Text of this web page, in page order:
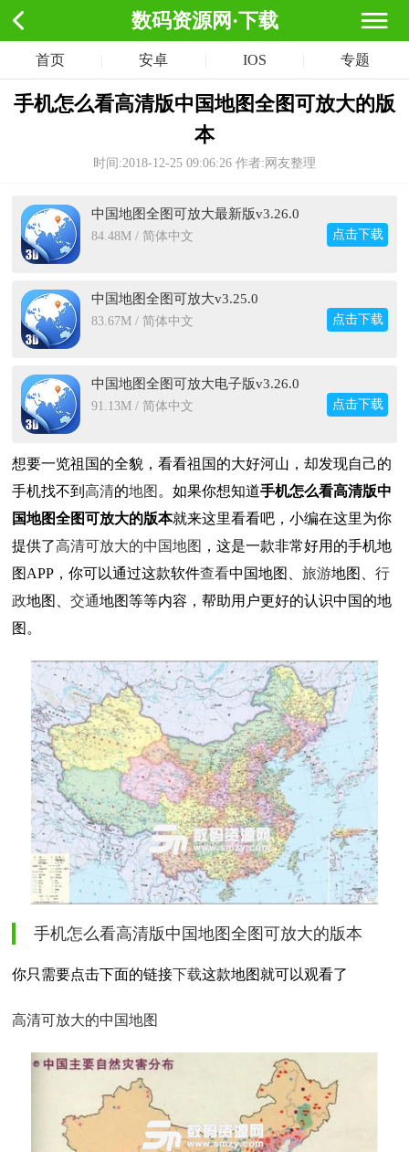
数码资源网·下载
首页 安卓 IOS 专题
手机怎么看高清版中国地图全图可放大的版
本
时间:2018-12-25 09:06:26 作者:网友整理
中国地图全图可放大最新版v3.26.0
84.48M / 简体中文 点击下载
中国地图全图可放大v3.25.0
83.67M / 简体中文 点击下载
中国地图全图可放大电子版v3.26.0
91.13M / 简体中文 点击下载
想要一览祖国的全貌，看看祖国的大好河山，却发现自己的
手机找不到 高清的地图 。如果你想知道手机怎么看高清版中
国地图全图可放大的版本就来这里看看吧，小编在这里为你
提供了高清可放大的中国地图 ，这是一款非常好用的手机地
图APP，你可以通过这款软件查看中国地图、 旅游地图、 行
政地图、 交通地图等等内容，帮助用户更好的认识中国的地
图。
手机怎么看高清版中国地图全图可放大的版本
你只需要点击下面的链接下载这款地图就可以观看了
高清可放大的中国地图